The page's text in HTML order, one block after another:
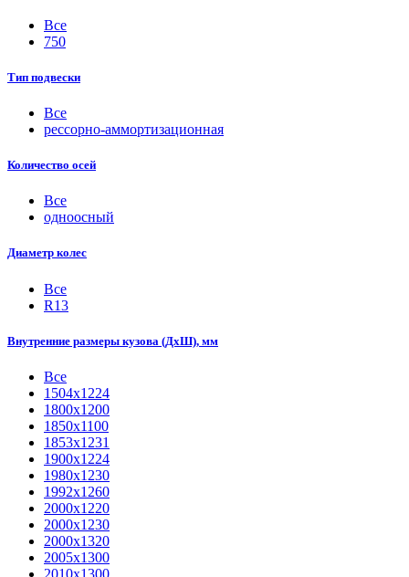
Все
750
Тип подвески
Все
рессорно-аммортизационная
Количество осей
Все
одноосный
Диаметр колес
Все
R13
Внутренние размеры кузова (ДхШ), мм
Все
1504х1224
1800x1200
1850х1100
1853х1231
1900х1224
1980х1230
1992х1260
2000x1220
2000х1230
2000х1320
2005х1300
2010х1300